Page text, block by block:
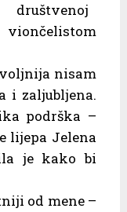
društvenoj
nisam
i zaljubljena.
podrška –
lijepa Jelena
je kako bi
od mene –